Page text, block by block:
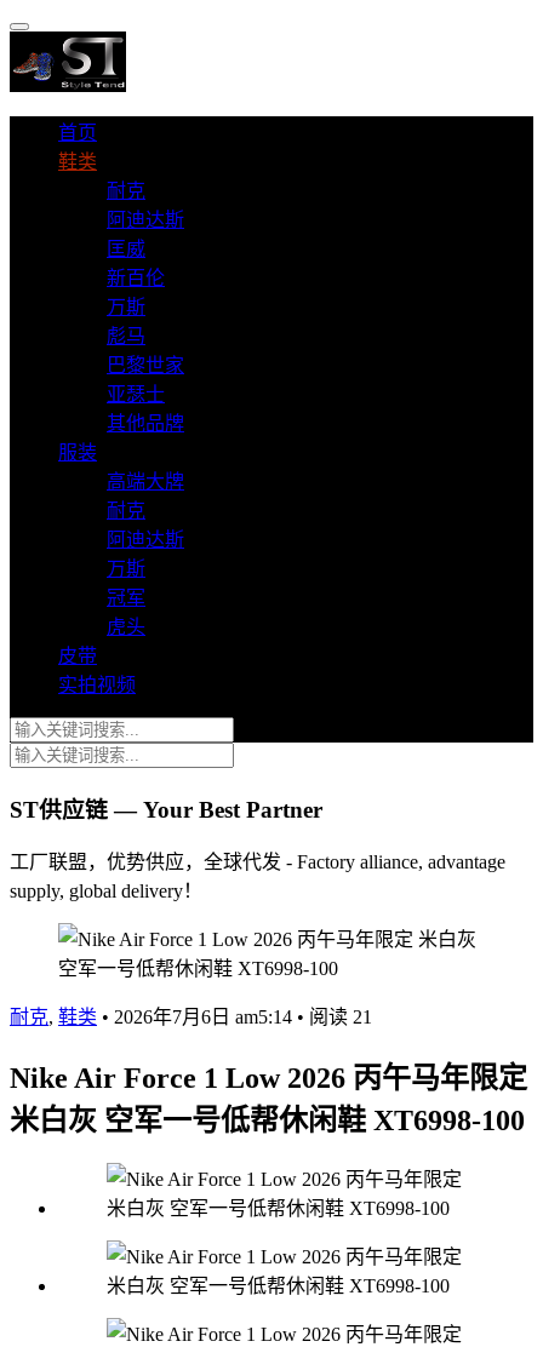
首页
鞋类
耐克
阿迪达斯
匡威
新百伦
万斯
彪马
巴黎世家
亚瑟士
其他品牌
服装
高端大牌
耐克
阿迪达斯
万斯
冠军
虎头
皮带
实拍视频
ST供应链 — Your Best Partner
工厂联盟，优势供应，全球代发 - Factory alliance, advantage
supply, global delivery！
耐克, 鞋类 • 2026年7月6日 am5:14 • 阅读 21
Nike Air Force 1 Low 2026 丙午马年限定
米白灰 空军一号低帮休闲鞋 XT6998-100